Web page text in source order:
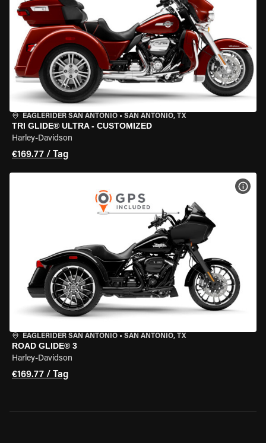
EAGLERIDER SAN ANTONIO • SAN ANTONIO, TX
TRI GLIDE® ULTRA - CUSTOMIZED
Harley-Davidson
€169.77 / Tag
EAGLERIDER SAN ANTONIO • SAN ANTONIO, TX
ROAD GLIDE® 3
Harley-Davidson
€169.77 / Tag